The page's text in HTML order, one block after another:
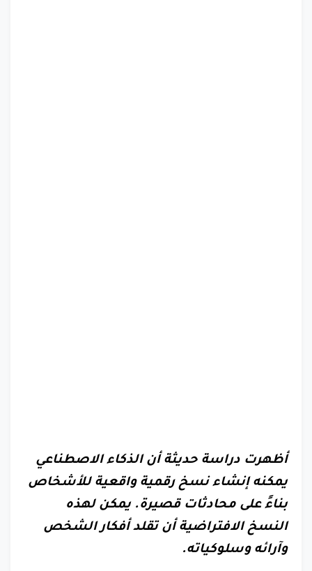
أظهرت دراسة حديثة أن الذكاء الاصطناعي
يمكنه إنشاء نسخ رقمية واقعية للأشخاص
بناءً على محادثات قصيرة. يمكن لهذه
النسخ الافتراضية أن تقلد أفكار الشخص
وآرائه وسلوكياته.